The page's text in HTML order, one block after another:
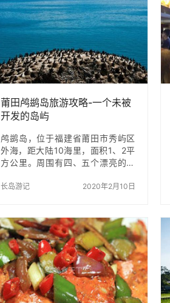
推荐给大家→13012562831，吃住
玩一条龙服务，还可以订票包车，
特别省心。 8.1号我拖着行李箱🧳小
伙伴，坐上去往蓬莱的列车，大约
下午5点到蓬莱站，打车去蓬长客港
30元（蓬莱有两个港，一定要说去
长岛的…
莆田鸬鹚岛旅游攻略-一个未被
开发的岛屿
鸬鹚岛，位于福建省莆田市秀屿区
外海，距大陆10海里，面积1、2平
方公里。周围有四、五个漂亮的沙
澈见底，可以看到2~3米下面的鱼
垂降，岛中部有大片的平坦的草
地，玩累了、吃饱了、喝足了，可
以在上面懒洋洋的瞌睡，暖湿空气
拂过，绿地上点缀着稀疏的几只羔
羊；可体会当地纯朴的渔家风情；
可乘坐渔船感受大海的广阔；可饱
食渔家鲜美的海鲜；可纵情畅游，
长岛游记 2020年2月10日